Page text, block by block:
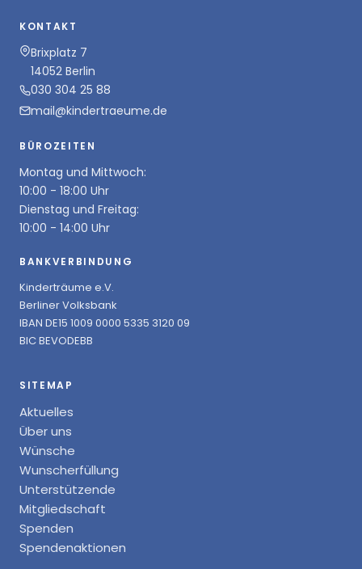
KONTAKT
Brixplatz 7
14052 Berlin
030 304 25 88
mail@kindertraeume.de
BÜROZEITEN
Montag und Mittwoch:
10:00 - 18:00 Uhr
Dienstag und Freitag:
10:00 - 14:00 Uhr
BANKVERBINDUNG
Kinderträume e.V.
Berliner Volksbank
IBAN DE15 1009 0000 5335 3120 09
BIC BEVODEBB
SITEMAP
Aktuelles
Über uns
Wünsche
Wunscherfüllung
Unterstützende
Mitgliedschaft
Spenden
Spendenaktionen